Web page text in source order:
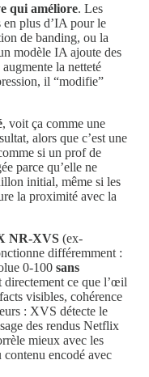
qui améliore. Les
plus d’IA pour le
de banding, ou la
modèle IA ajoute des
la netteté
il “modifie”
, voit ça comme une
alors que c’est une
si un prof de
parce qu’elle ne
initial, même si les
la proximité avec la
NR-XVS (ex-
différemment :
0-100 sans
directement ce que l’œil
visibles, cohérence
: XVS détecte le
des rendus Netflix
mieux avec les
encodé avec